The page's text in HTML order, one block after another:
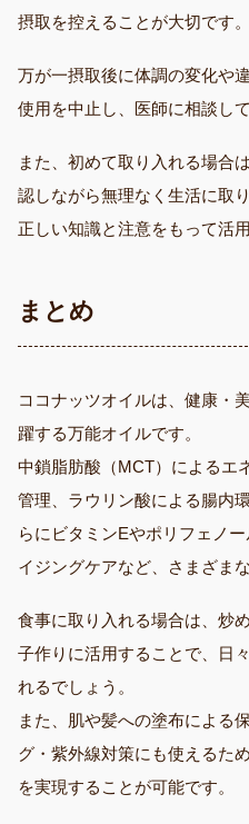
摂取を控えることが大切です。
万が一摂取後に体調の変化や
使用を中止し、医師に相談して
また、初めて取り入れる場合
認しながら無理なく生活に取
正しい知識と注意をもって活
まとめ
ココナッツオイルは、健康・
躍する万能オイルです。
中鎖脂肪酸（MCT）によるエ
管理、ラウリン酸による腸内
らにビタミンEやポリフェノ
イジングケアなど、さまざま
食事に取り入れる場合は、炒
子作りに活用することで、日
れるでしょう。
また、肌や髪への塗布による
グ・紫外線対策にも使えるた
を実現することが可能です。